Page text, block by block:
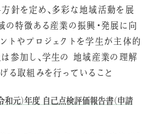
針を定め、多彩な地域活動を展
の特徴ある産業の振興・発展に向
トやプロジェクトを学生が主体的
参加し、学生の 地域産業の理解
る取組みを行っていること
和元）年度 自己点検評価報告書（申請